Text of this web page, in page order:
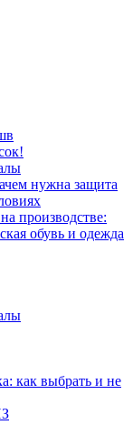
нужна защита
производстве:
обувь и одежда
как выбрать и не